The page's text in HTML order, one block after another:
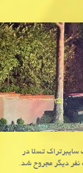
تسلا در
نفر دیگر مجروح شد.